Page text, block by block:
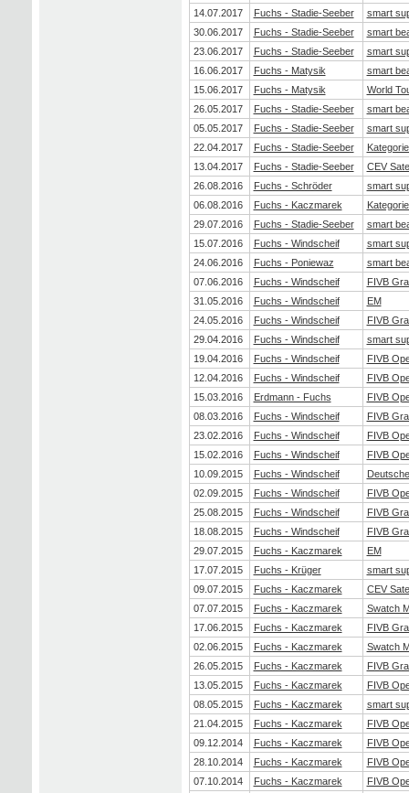
14.07.2017
Fuchs - Stadie-Seeber
smart
30.06.2017
Fuchs - Stadie-Seeber
smart
23.06.2017
Fuchs - Stadie-Seeber
smart
16.06.2017
Fuchs - Matysik
smart
15.06.2017
Fuchs - Matysik
World
26.05.2017
Fuchs - Stadie-Seeber
smart
05.05.2017
Fuchs - Stadie-Seeber
smart
22.04.2017
Fuchs - Stadie-Seeber
13.04.2017
Fuchs - Stadie-Seeber
CEV
26.08.2016
Fuchs - Schröder
smart
06.08.2016
Fuchs - Kaczmarek
29.07.2016
Fuchs - Stadie-Seeber
smart
15.07.2016
Fuchs - Windscheif
smart
24.06.2016
Fuchs - Poniewaz
smart
07.06.2016
Fuchs - Windscheif
FIVB
31.05.2016
Fuchs - Windscheif
EM
24.05.2016
Fuchs - Windscheif
FIVB
29.04.2016
Fuchs - Windscheif
smart
19.04.2016
Fuchs - Windscheif
FIVB
12.04.2016
Fuchs - Windscheif
FIVB
15.03.2016
Erdmann - Fuchs
FIVB
08.03.2016
Fuchs - Windscheif
FIVB
23.02.2016
Fuchs - Windscheif
FIVB
15.02.2016
Fuchs - Windscheif
FIVB
10.09.2015
Fuchs - Windscheif
02.09.2015
Fuchs - Windscheif
FIVB
25.08.2015
Fuchs - Windscheif
FIVB
18.08.2015
Fuchs - Windscheif
FIVB
29.07.2015
Fuchs - Kaczmarek
EM
17.07.2015
Fuchs - Krüger
smart
09.07.2015
Fuchs - Kaczmarek
CEV
07.07.2015
Fuchs - Kaczmarek
Swatch
17.06.2015
Fuchs - Kaczmarek
FIVB
02.06.2015
Fuchs - Kaczmarek
Swatch
26.05.2015
Fuchs - Kaczmarek
FIVB
13.05.2015
Fuchs - Kaczmarek
FIVB
08.05.2015
Fuchs - Kaczmarek
smart
21.04.2015
Fuchs - Kaczmarek
FIVB
09.12.2014
Fuchs - Kaczmarek
FIVB
28.10.2014
Fuchs - Kaczmarek
FIVB
07.10.2014
Fuchs - Kaczmarek
FIVB